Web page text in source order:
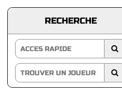
RECHERCHE